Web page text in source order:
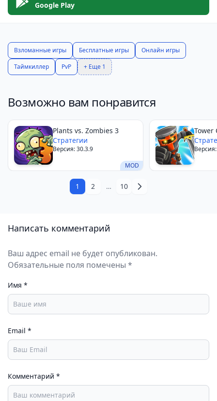
Google Play
Взломанные игры Бесплатные игры
Онлайн игры
Таймкиллер
PvP + Еще 1
Возможно вам понравится
MOD
Plants vs. Zombies 3
Стратегии
Версия: 30.3.9
Tower
1 2 … 10
Написать комментарий
Ваш адрес email не будет опубликован.
Обязательные поля помечены *
Имя *
Email *
Комментарий *